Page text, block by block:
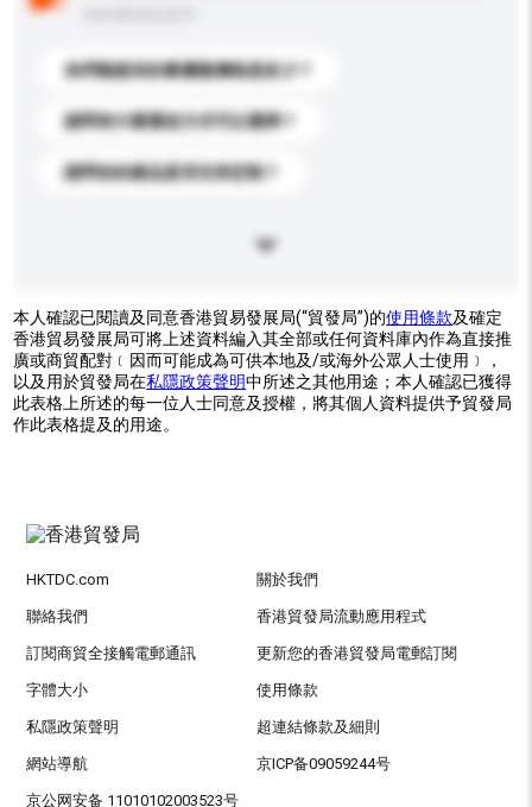
你們能提供的最優惠價格是多少？
請問有什麼運送方式可以選擇？
請問你的產品是否支持定制？
本人確認已閱讀及同意香港貿易發展局(“貿發局”)的使用條款及確定
香港貿易發展局可將上述資料編入其全部或任何資料庫內作為直接推
廣或商貿配對﹝因而可能成為可供本地及/或海外公眾人士使用﹞，
以及用於貿發局在私隱政策聲明中所述之其他用途；本人確認已獲得
此表格上所述的每一位人士同意及授權，將其個人資料提供予貿發局
作此表格提及的用途。
HKTDC.com 關於我們
聯絡我們 香港貿發局流動應用程式
訂閱商貿全接觸電郵通訊 更新您的香港貿發局電郵訂閱
字體大小 使用條款
私隱政策聲明 超連結條款及細則
網站導航 京ICP备09059244号
京公网安备 11010102003523号